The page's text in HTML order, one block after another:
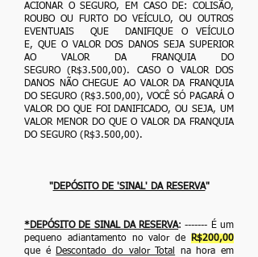
ACIONAR O SEGURO, EM CASO DE: COLISÃO,
ROUBO OU FURTO DO VEÍCULO, OU OUTROS
EVENTUAIS QUE DANIFIQUE O VEÍCULO
E, QUE O VALOR DOS DANOS SEJA SUPERIOR
AO VALOR DA FRANQUIA DO
SEGURO(R$3.500,00). CASO O VALOR DOS
DANOS NÃO CHEGUE AO VALOR DA FRANQUIA
DOSEGURO (R$3.500,00), VOCÊ SÓ PAGARÁ O
VALOR DO QUE FOI DANIFICADO, OU SEJA, UM
VALOR MENOR DO QUE O VALOR DA FRANQUIA
DO SEGURO (R$3.500,00).
"DEPÓSITO DE 'SINAL' DA RESERVA"
*DEPÓSITO DE SINAL DA RESERVA: ------- É um
pequeno adiantamento no valorde
R$200,00
que é
Descontado do valor Total
na hora em